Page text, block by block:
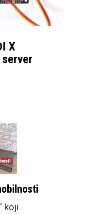
X
server
koji